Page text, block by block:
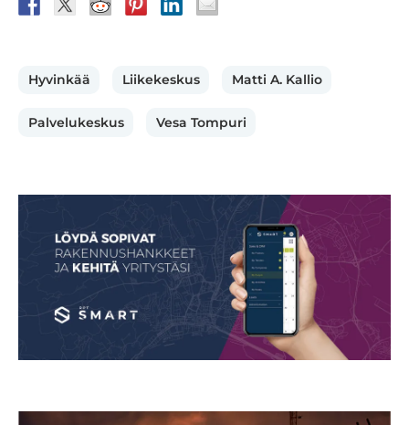
Hyvinkää Liikekeskus Matti A. Kallio
Palvelukeskus Vesa Tompuri